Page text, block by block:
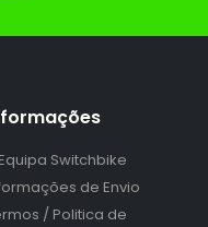
Switchbike
de Envio
/ Politica de